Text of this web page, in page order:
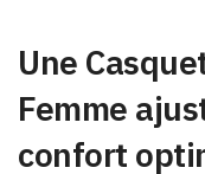
Une
Femme
confort